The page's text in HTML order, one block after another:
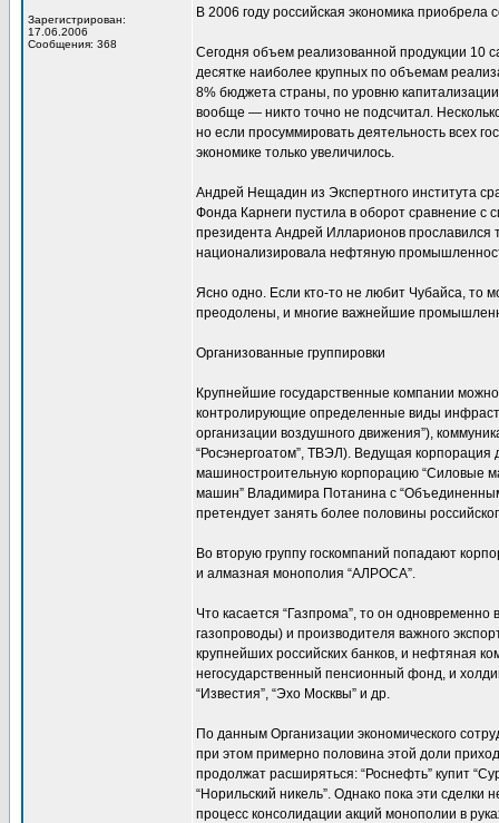
Зарегистрирован:
17.06.2006
Сообщения: 368
В 2006 году российская экономика
Сегодня объем реализованной продукции 10
десятке наиболее крупных по объемам
8% бюджета страны, по уровню
вообще — никто точно не подсчитал.
но если просуммировать деятельность всех
экономике только увеличилось.
Андрей Нещадин из Экспертного института
Фонда Карнеги пустила в оборот сравнение с
президента Андрей Илларионов прославился
национализировала нефтяную
Ясно одно. Если кто-то не любит Чубайса, то
преодолены, и многие важнейшие
Организованные группировки
Крупнейшие государственные компании
контролирующие определенные виды
организации воздушного движения”),
“Росэнергоатом”, ТВЭЛ). Ведущая
машиностроительную корпорацию “Силовые
машин” Владимира Потанина с
претендует занять более половины
Во вторую группу госкомпаний попадают
и алмазная монополия “АЛРОСА”.
Что касается “Газпрома”, то он
газопроводы) и производителя важного
крупнейших российских банков, и нефтяная
негосударственный пенсионный фонд, и
“Известия”, “Эхо Москвы” и др.
По данным Организации экономического
при этом примерно половина этой доли
продолжат расширяться: “Роснефть” купит
“Норильский никель”. Однако пока эти
процесс консолидации акций монополии в